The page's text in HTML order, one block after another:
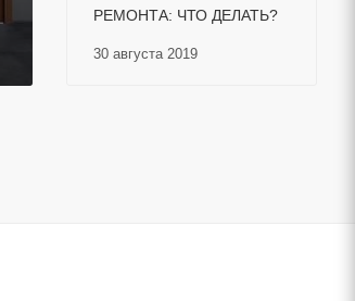
30 августа 2019
РЕМОНТА: ЧТО ДЕЛАТЬ?